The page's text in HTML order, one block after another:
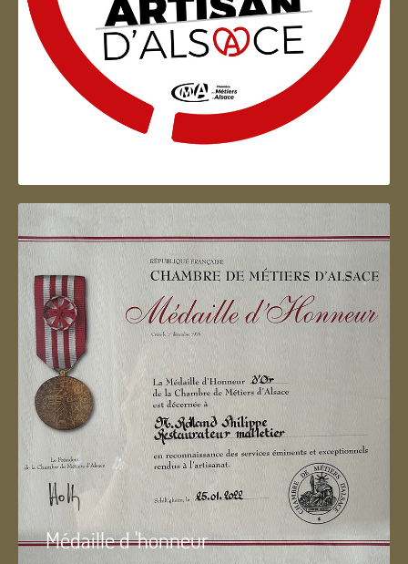
Artisan d'Alsace
Médaille d 'honneur